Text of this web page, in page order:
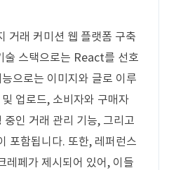
거래 커미션 웹 플랫폼 구축
술 스택으로는 React를 선호
으로는 이미지와 글로 이루
업로드, 소비자와 구매자
중인 거래 관리 기능, 그리고
포함됩니다. 또한, 레퍼런스
레페가 제시되어 있어, 이들